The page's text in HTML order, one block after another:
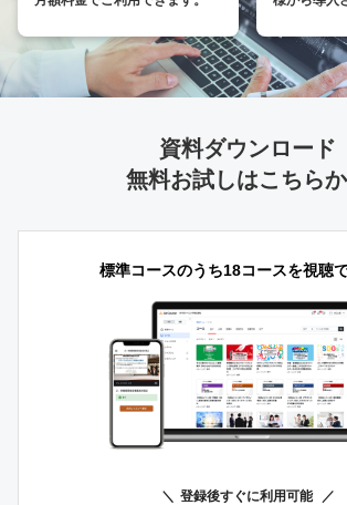
資料ダウンロード
無料お試しはこちら
標準コースのうち18コースを視聴
登録後すぐに利用可能